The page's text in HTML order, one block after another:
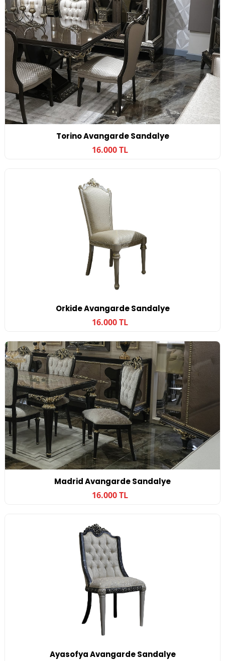
Torino Avangarde Sandalye
16.000 TL
Orkide Avangarde Sandalye
16.000 TL
Madrid Avangarde Sandalye
16.000 TL
Ayasofya Avangarde Sandalye